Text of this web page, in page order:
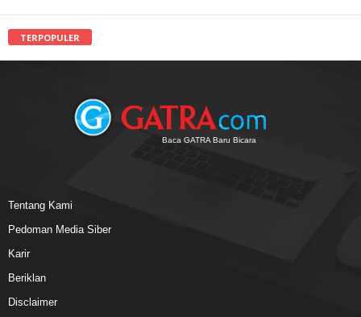
TERPOPULER
Baca GATRA Baru Bicara
Tentang Kami
Pedoman Media Siber
Karir
Beriklan
Disclaimer